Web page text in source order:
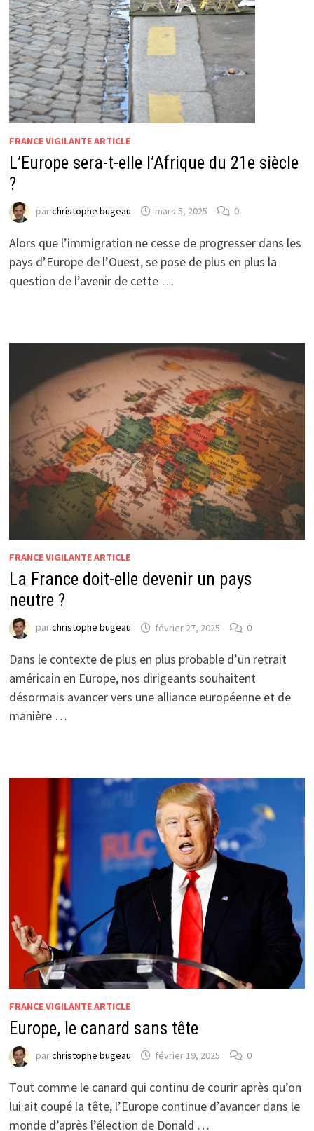
FRANCE VIGILANTE ARTICLE
L’Europe sera-t-elle l’Afrique du 21e siècle
?
parchristophe bugeau mars 5, 2025 0
Alors que l’immigration ne cesse de progresser dans les
pays d’Europe de l’Ouest, se pose de plus en plus la
question de l’avenir de cette …
FRANCE VIGILANTE ARTICLE
La France doit-elle devenir un pays
neutre ?
parchristophe bugeau février 27, 2025 0
Dans le contexte de plus en plus probable d’un retrait
américain en Europe, nos dirigeants souhaitent
désormais avancer vers une alliance européenne et de
manière …
FRANCE VIGILANTE ARTICLE
Europe, le canard sans tête
parchristophe bugeau février 19, 2025 0
Tout comme le canard qui continu de courir après qu’on
lui ait coupé la tête, l’Europe continue d’avancer dans le
monde d’après l’élection de Donald …